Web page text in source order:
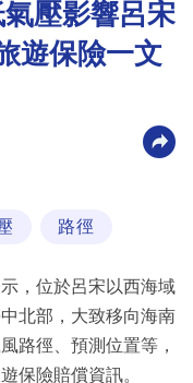
壓影響呂宋
遊保險一文
路徑
，位於呂宋以西海域
北部，大致移向海南
路徑、預測位置等，
保險賠償資訊。